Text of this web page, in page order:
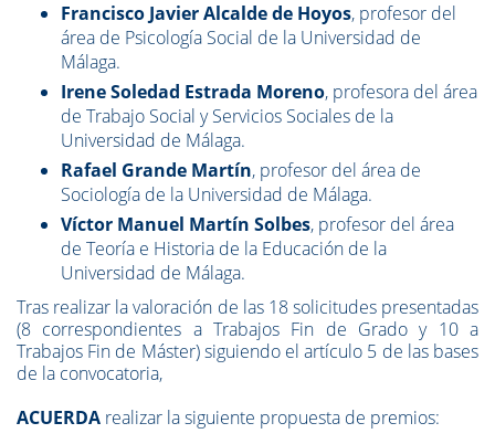
Francisco Javier Alcalde de Hoyos, profesor del
área de Psicología Social de la Universidad de
Málaga.
Irene Soledad Estrada Moreno, profesora del área
de Trabajo Social y Servicios Sociales de la
Universidad de Málaga.
Rafael Grande Martín, profesor del área de
Sociología de la Universidad de Málaga.
Víctor Manuel Martín Solbes, profesor del área
de Teoría e Historia de la Educación de la
Universidad de Málaga.
Tras realizar la valoración de las 18 solicitudes presentadas
(8 correspondientes a Trabajos Fin de Grado y 10 a
Trabajos Fin de Máster) siguiendo el artículo 5 de las bases
de la convocatoria,
ACUERDA realizar la siguiente propuesta de premios: